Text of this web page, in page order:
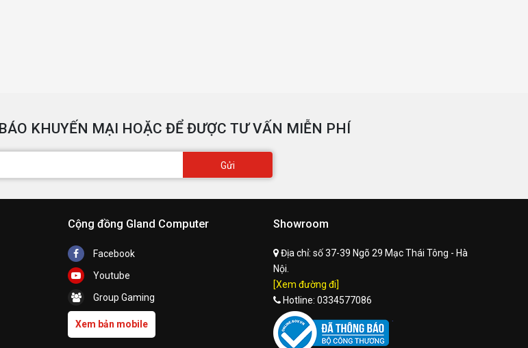
KHUYẾN MẠI HOẶC ĐỂ ĐƯỢC TƯ VẤN MIỄN PHÍ
Gửi
Cộng đồng Gland Computer
Facebook
Youtube
Group Gaming
Xem bản mobile
Showroom
Địa chỉ: số 37-39 Ngõ 29 Mạc Thái Tông - Hà
Nội.
[Xem đường đi]
Hotline: 0334577086